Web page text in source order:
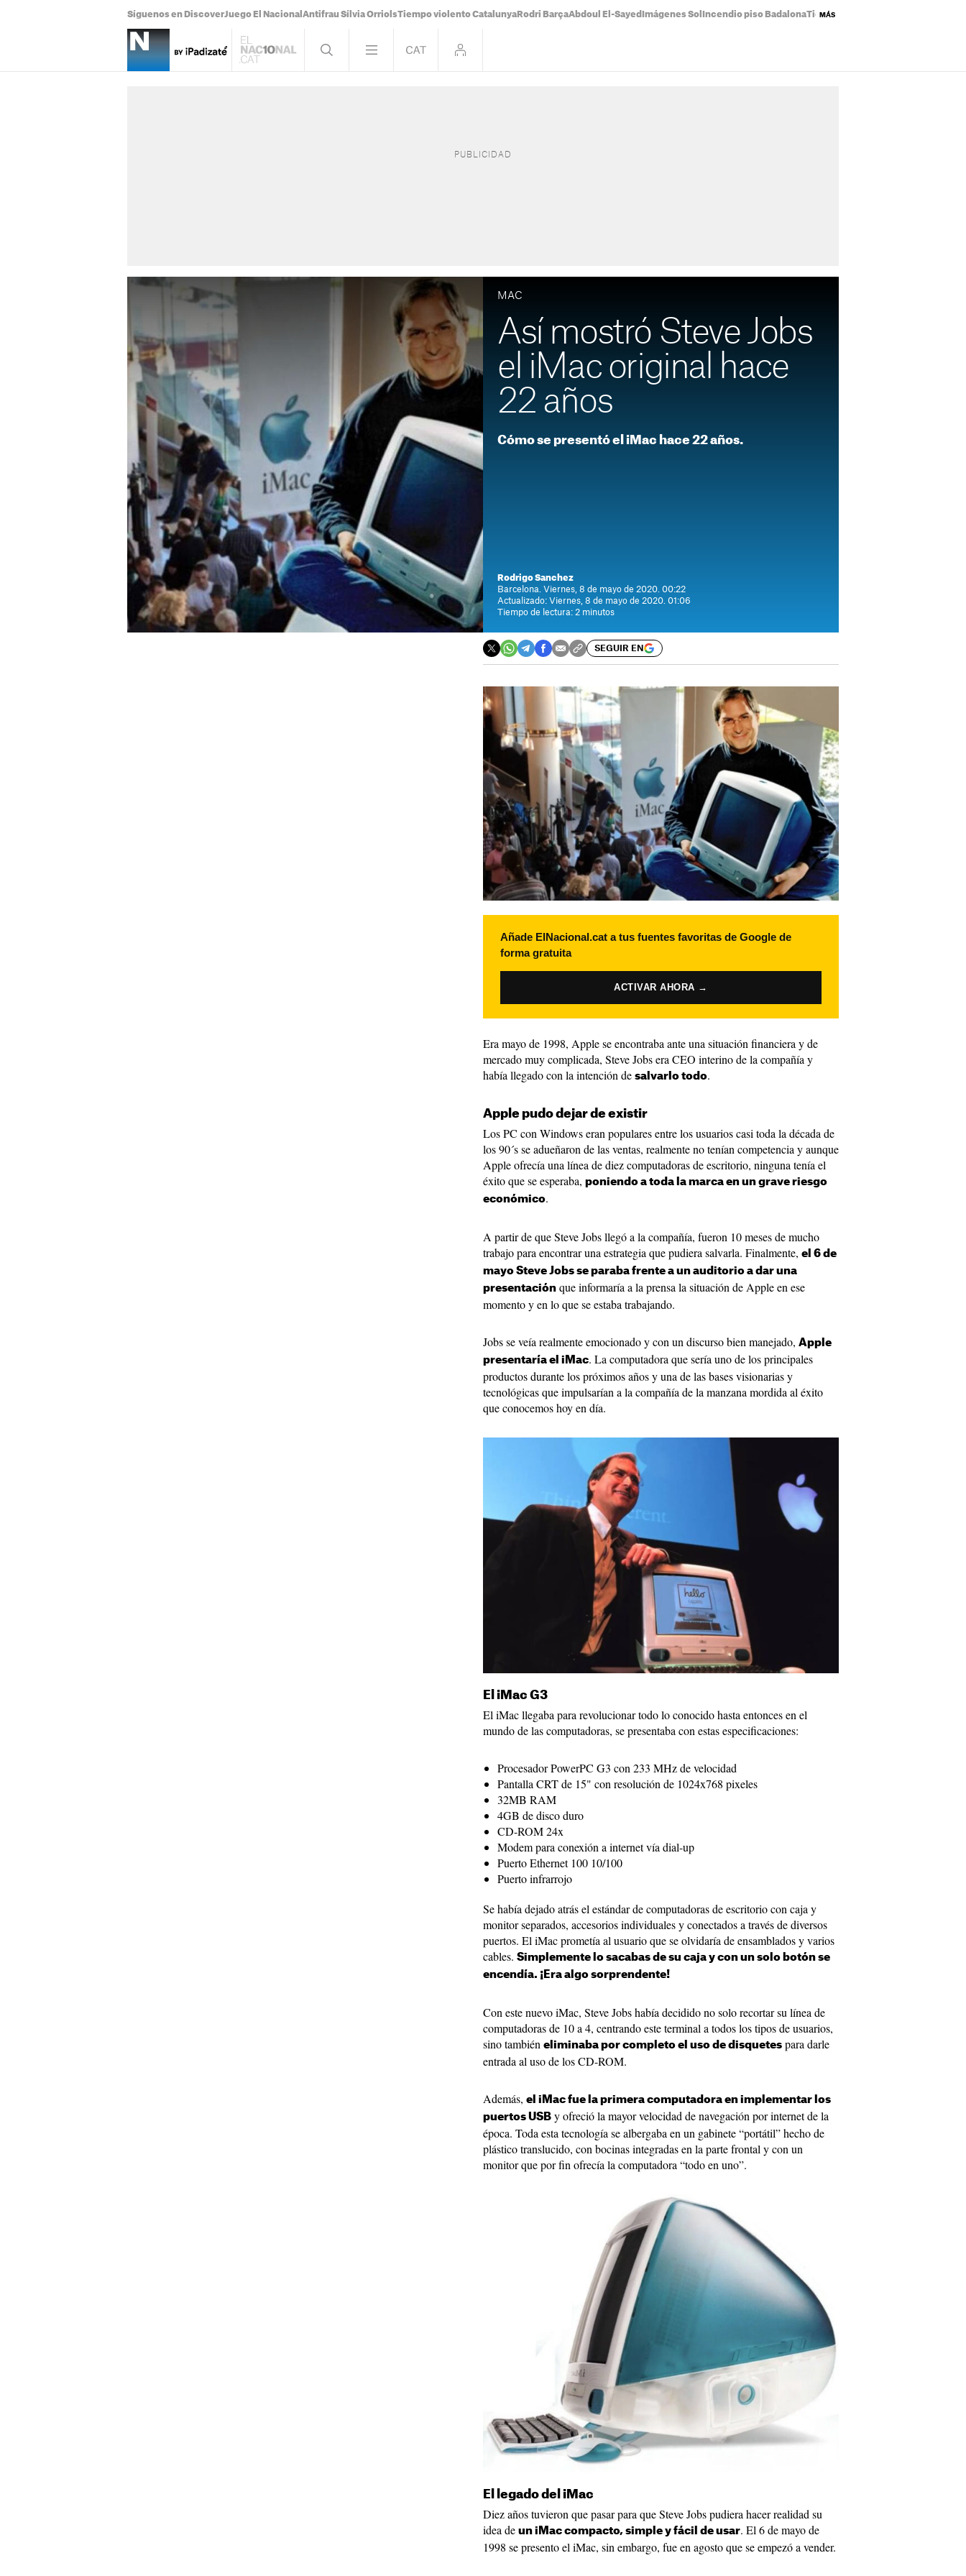
Síguenos en DiscoverJuego El Nacional Antifrau Sílvia OrriolsTiempo violento Catalunya Rodri BarçaAbdoul El-Sayed Imágenes Sol Incendio piso BadalonaTiempo Catalunya
MÁS
MAC
Así mostró Steve Jobs
el iMac original hace
22 años
Cómo se presentó el iMac hace 22 años.
Rodrigo Sanchez
Barcelona. Viernes, 8 de mayo de 2020. 00:22
Actualizado: Viernes, 8 de mayo de 2020. 01:06
Tiempo de lectura: 2 minutos
SEGUIR EN
Añade ElNacional.cat a tus fuentes favoritas de Google de
forma gratuita
ACTIVAR AHORA →
Era mayo de 1998, Apple se encontraba ante una situación financiera y de
mercado muy complicada, Steve Jobs era CEO interino de la compañía y
había llegado con la intención de salvarlo todo.
Apple pudo dejar de existir
Los PC con Windows eran populares entre los usuarios casi toda la década de
los 90´s se adueñaron de las ventas, realmente no tenían competencia y aunque
Apple ofrecía una línea de diez computadoras de escritorio, ninguna tenía el
éxito que se esperaba, poniendo a toda la marca en un grave riesgo
económico.
A partir de que Steve Jobs llegó a la compañía, fueron 10 meses de mucho
trabajo para encontrar una estrategia que pudiera salvarla. Finalmente, el 6 de
mayo Steve Jobs se paraba frente a un auditorio a dar una
presentación que informaría a la prensa la situación de Apple en ese
momento y en lo que se estaba trabajando.
Jobs se veía realmente emocionado y con un discurso bien manejado, Apple
presentaría el iMac. La computadora que sería uno de los principales
productos durante los próximos años y una de las bases visionarias y
tecnológicas que impulsarían a la compañía de la manzana mordida al éxito
que conocemos hoy en día.
El iMac G3
El iMac llegaba para revolucionar todo lo conocido hasta entonces en el
mundo de las computadoras, se presentaba con estas especificaciones:
Procesador PowerPC G3 con 233 MHz de velocidad
Pantalla CRT de 15" con resolución de 1024x768 pixeles
32MB RAM
4GB de disco duro
CD-ROM 24x
Modem para conexión a internet vía dial-up
Puerto Ethernet 100 10/100
Puerto infrarrojo
Se había dejado atrás el estándar de computadoras de escritorio con caja y
monitor separados, accesorios individuales y conectados a través de diversos
puertos. El iMac prometía al usuario que se olvidaría de ensamblados y varios
cables. Simplemente lo sacabas de su caja y con un solo botón se
encendía. ¡Era algo sorprendente!
Con este nuevo iMac, Steve Jobs había decidido no solo recortar su línea de
computadoras de 10 a 4, centrando este terminal a todos los tipos de usuarios,
sino también eliminaba por completo el uso de disquetes para darle
entrada al uso de los CD-ROM.
Además, el iMac fue la primera computadora en implementar los
puertos USB y ofreció la mayor velocidad de navegación por internet de la
época. Toda esta tecnología se albergaba en un gabinete “portátil” hecho de
plástico translucido, con bocinas integradas en la parte frontal y con un
monitor que por fin ofrecía la computadora “todo en uno”.
El legado del iMac
Diez años tuvieron que pasar para que Steve Jobs pudiera hacer realidad su
idea de un iMac compacto, simple y fácil de usar. El 6 de mayo de
1998 se presento el iMac, sin embargo, fue en agosto que se empezó a vender.